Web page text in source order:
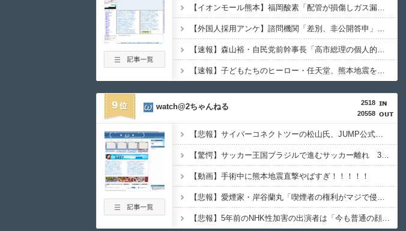
【イオンモール熊本】福岡酸素「配管が損傷しガス漏れ、着火した可能性」高圧ガス保安法などに基づき、経産省に報告
【外国人採用アンケ】諮問機関「差別、非公開答申」三重県「差別に当たらず、公表する方針を決定した」
【速報】森山裕・自民党前幹事長「高市総理の個人的なSNS投稿が習近平主席を怒らせた」
【速報】子どもたちのヒーロー・任天堂、熊本地震を受け製品修理は無償対応（災害救助法適用地域） 義援金5000万円寄付
9
2518
20558
watch@2ちゃんねる
【悲報】サイバーコネクトツーの松山氏、JUMP公式にブロックされるｗｗｗｗｗｗｗｗｗｗｗ
【驚愕】サッカー王国ブラジルで進むサッカー離れ 36％が「関心なし」
【動画】手術中に熊本地震直撃やばすぎ！！！！！
【悲報】愛煙家・岸谷蘭丸「喫煙者の権利がマジで侵害されてる」と私見 「いくら税金を我々が払ってるんだと」
【悲報】5年前のNHK性加害の出演者は「今も普通の顔して芸能活動してる」ネット「受信料を取るくらいなら詳細を伝えよ」